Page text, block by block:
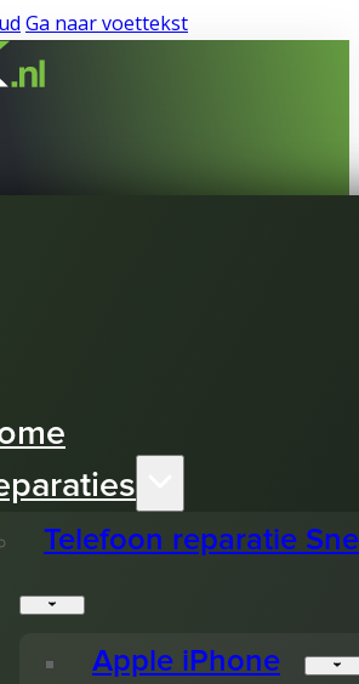
Ga naar voettekst
Telefoon reparatie
Apple iPhone